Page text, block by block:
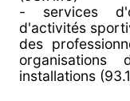
- services
d'activités
des
installations